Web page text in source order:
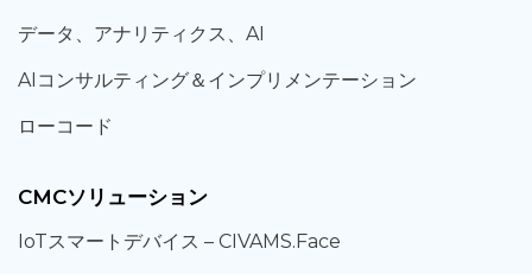
データ、 アナリティクス、 AI
AIコンサルティング＆ インプリメンテーション
ローコード
CMCソリューション
IoTスマートデバイス – CIVAMS.Face